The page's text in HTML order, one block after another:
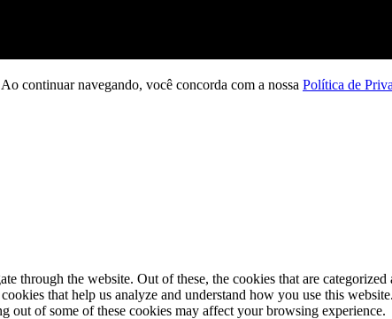
continuar navegando, você concorda com a nossa Política de
through the website. Out of these, the cookies that are categorized
that help us analyze and understand how you use this
out of some of these cookies may affect your browsing experience.